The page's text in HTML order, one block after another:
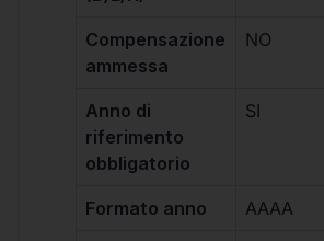
Compensazione
ammessa
NO
Anno di
riferimento
obbligatorio
SI
Formato anno AAAA